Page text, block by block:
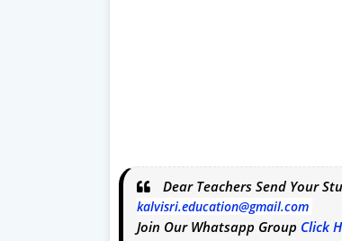
Dear Teachers Send Your
kalvisri.education@gmail.com
Join Our Whatsapp Group Click